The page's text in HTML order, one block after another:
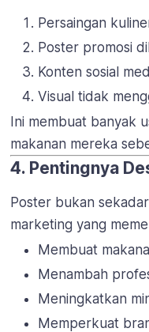
Persaingan
Poster promosi
Konten sosial
Visual tidak
Ini membuat banyak
makanan mereka
4. Pentingnya
Poster bukan
marketing yang
Membuat
Menambah
Meningkatkan
Memperkuat